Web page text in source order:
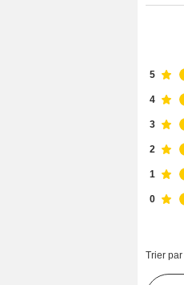
5
4
3
2
1
0
Trier par